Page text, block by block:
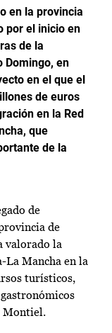
en la provincia
por el inicio en
de la
Domingo, en
en el que el
de euros
en la Red
que
de la
de
de
valorado la
Mancha en la
turísticos,
Montiel.